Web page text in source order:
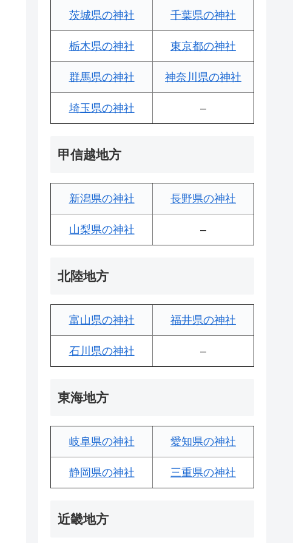
茨城県の神社 千葉県の神社
栃木県の神社 東京都の神社
群馬県の神社 神奈川県の神社
埼玉県の神社 –
甲信越地方
新潟県の神社 長野県の神社
山梨県の神社 –
北陸地方
富山県の神社 福井県の神社
石川県の神社 –
東海地方
岐阜県の神社 愛知県の神社
静岡県の神社 三重県の神社
近畿地方